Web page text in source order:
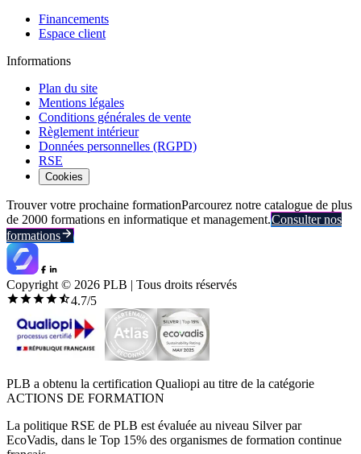
Financements
Espace client
Informations
Plan du site
Mentions légales
Conditions générales de vente
Règlement intérieur
Données personnelles (RGPD)
RSE
Cookies
Trouver votre prochaine formationParcourez notre catalogue de plus
de 2000 formations en informatique et management.Consulter nos
formations
Copyright © 2026 PLB | Tous droits réservés
4.7/5
PLB a obtenu la certification Qualiopi au titre de la catégorie
ACTIONS DE FORMATION
La politique RSE de PLB est évaluée au niveau Silver par
EcoVadis, dans le Top 15% des organismes de formation continue